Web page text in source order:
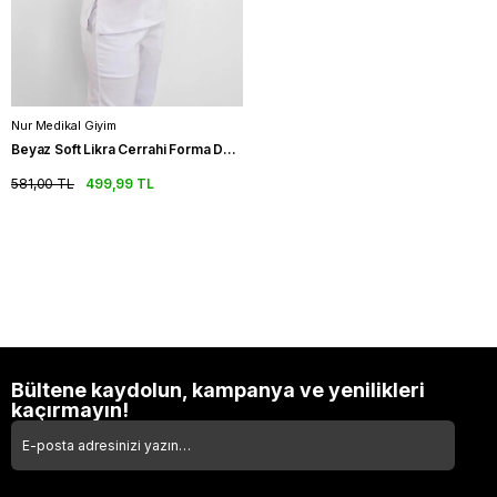
Nur Medikal Giyim
Beyaz Soft Likra Cerrahi Forma Doktor Hemşire Scrubs Üniforma
499,99 TL
581,00 TL
Bültene kaydolun, kampanya ve yenilikleri
kaçırmayın!